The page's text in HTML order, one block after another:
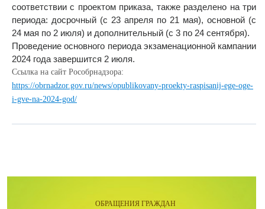
соответствии с проектом приказа, также разделено на три
периода: досрочный (с 23 апреля по 21 мая), основной (с
24 мая по 2 июля) и дополнительный (с 3 по 24 сентября).
Проведение основного периода экзаменационной кампании
2024 года завершится 2 июля.
Ссылка на сайт Рособрнадзора:
https://obrnadzor.gov.ru/news/opublikovany-proekty-raspisanij-ege-oge-
i-gve-na-2024-god/
ОБРАЩЕНИЯ ГРАЖДАН